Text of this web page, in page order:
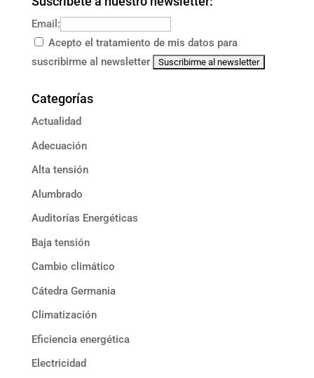
Email:
Acepto el tratamiento de mis datos para
suscribirme al newsletter
Categorías
Actualidad
Adecuación
Alta tensión
Alumbrado
Auditorías Energéticas
Baja tensión
Cambio climático
Cátedra Germania
Climatización
Eficiencia energética
Electricidad